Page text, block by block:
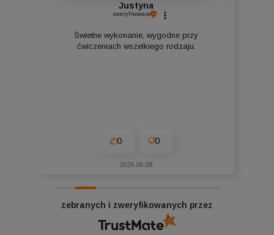
Justyna
zweryfikowano
Świetne wykonanie, wygodne przy
ćwiczeniach wszelkiego rodzaju.
0 0
2026-06-08
zebranych i zweryfikowanych przez